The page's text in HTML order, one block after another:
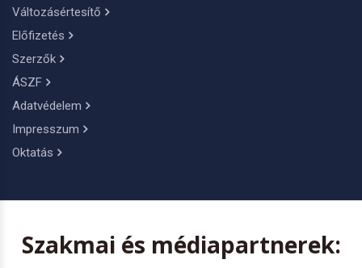
Változásértesítő
Előfizetés
Szerzők
ÁSZF
Adatvédelem
Impresszum
Oktatás
Szakmai és médiapartnerek: